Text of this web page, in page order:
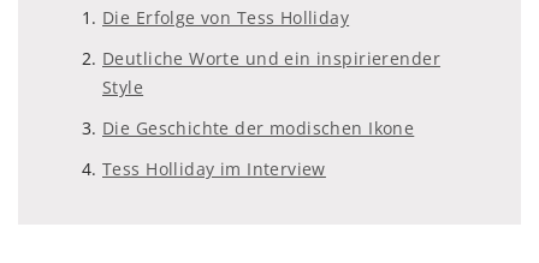
Die Erfolge von Tess Holliday
Deutliche Worte und ein inspirierender
Style
Die Geschichte der modischen Ikone
Tess Holliday im Interview